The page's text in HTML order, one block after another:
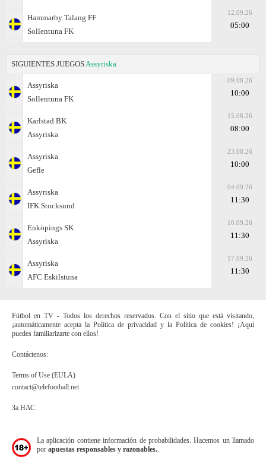
Hammarby Talang FF
Sollentuna FK
12.09.26
05:00
SIGUIENTES JUEGOS Assyriska
Assyriska
Sollentuna FK
09.08.26
10:00
Karlstad BK
Assyriska
15.08.26
08:00
Assyriska
Gefle
23.08.26
10:00
Assyriska
IFK Stocksund
04.09.26
11:30
Enköpings SK
Assyriska
10.09.26
11:30
Assyriska
AFC Eskilstuna
17.09.26
11:30
Fútbol en TV - Todos los derechos reservados. Con el sitio que está visitando,
¡automáticamente acepta la Política de privacidad y la Política de cookies! ¡Aquí
puedes familiarizarte con ellos!
Contáctenos:
Terms of Use (EULA)
contact@telefootball.net
За НАС
La aplicación contiene información de probabilidades. Hacemos un llamado
por apuestas responsables y razonables.